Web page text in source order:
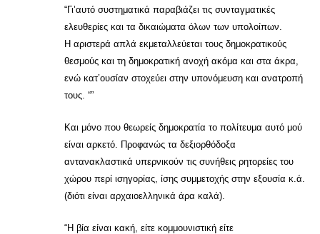
“Γι’αυτό συστηματικά παραβιάζει τις συνταγματικές
ελευθερίες και τα δικαιώματα όλων των υπολοίπων.
Η αριστερά απλά εκμεταλλεύεται τους δημοκρατικούς
θεσμούς και τη δημοκρατική ανοχή ακόμα και στα άκρα,
ενώ κατ’ουσίαν στοχεύει στην υπονόμευση και ανατροπή
τους. “”
Και μόνο που θεωρείς δημοκρατία το πολίτευμα αυτό μού
είναι αρκετό. Προφανώς τα δεξιορθόδοξα
αντανακλαστικά υπερνικούν τις συνήθεις ρητορείες του
χώρου περί ισηγορίας, ίσης συμμετοχής στην εξουσία κ.ά.
(διότι είναι αρχαιοελληνικά άρα καλά).
“Η βία είναι κακή, είτε κομμουνιστική είτε